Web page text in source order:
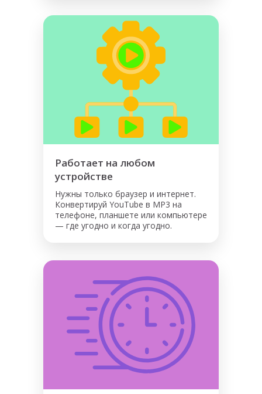
Работает на любом
устройстве
Нужны только браузер и интернет.
Конвертируй YouTube в MP3 на
телефоне, планшете или компьютере
— где угодно и когда угодно.